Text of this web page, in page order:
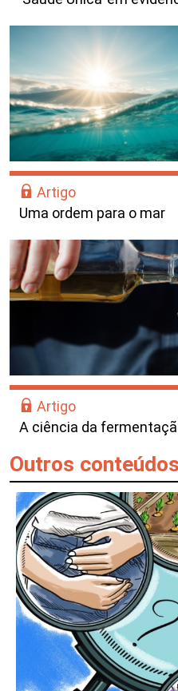
Artigo
Uma ordem para o mar
Artigo
A ciência da
Outros